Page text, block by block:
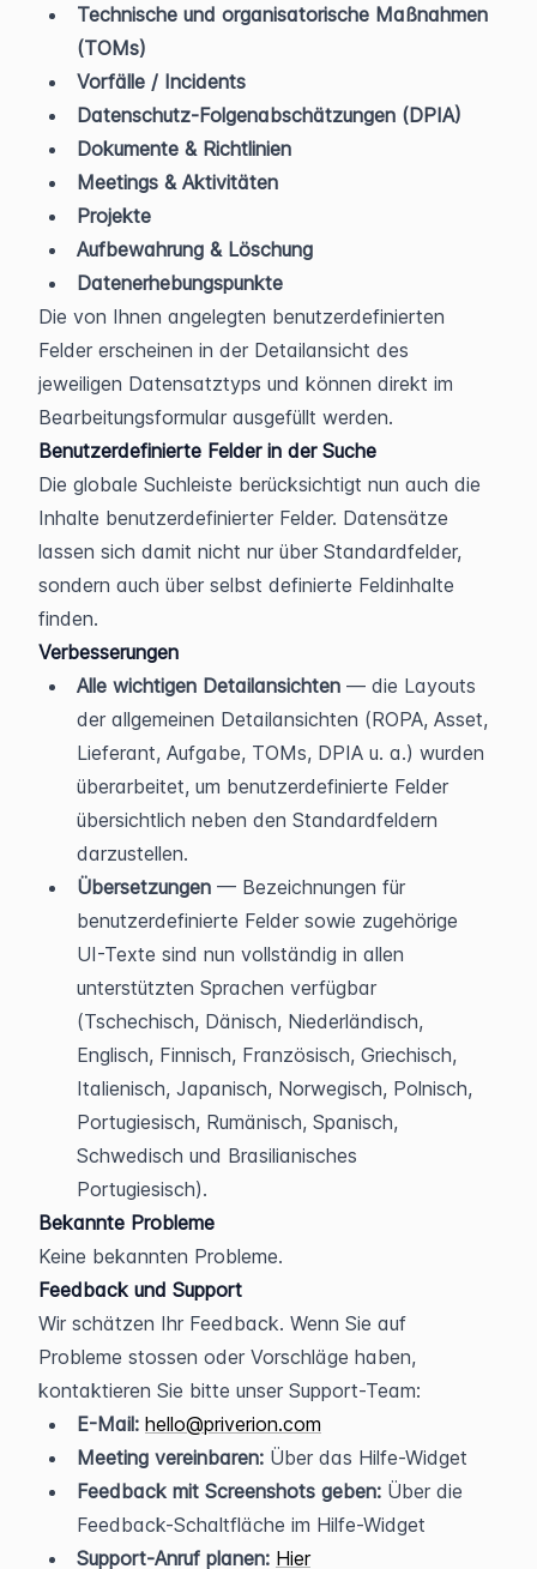
Technische und organisatorische Maßnahmen
(TOMs)
Vorfälle / Incidents
Datenschutz-Folgenabschätzungen (DPIA)
Dokumente & Richtlinien
Meetings & Aktivitäten
Projekte
Aufbewahrung & Löschung
Datenerhebungspunkte
Die von Ihnen angelegten benutzerdefinierten
Felder erscheinen in der Detailansicht des
jeweiligen Datensatztyps und können direkt im
Bearbeitungsformular ausgefüllt werden.
Benutzerdefinierte Felder in der Suche
Die globale Suchleiste berücksichtigt nun auch die
Inhalte benutzerdefinierter Felder. Datensätze
lassen sich damit nicht nur über Standardfelder,
sondern auch über selbst definierte Feldinhalte
finden.
Verbesserungen
Alle wichtigen Detailansichten — die Layouts
der allgemeinen Detailansichten (ROPA, Asset,
Lieferant, Aufgabe, TOMs, DPIA u. a.) wurden
überarbeitet, um benutzerdefinierte Felder
übersichtlich neben den Standardfeldern
darzustellen.
Übersetzungen — Bezeichnungen für
benutzerdefinierte Felder sowie zugehörige
UI-Texte sind nun vollständig in allen
unterstützten Sprachen verfügbar
(Tschechisch, Dänisch, Niederländisch,
Englisch, Finnisch, Französisch, Griechisch,
Italienisch, Japanisch, Norwegisch, Polnisch,
Portugiesisch, Rumänisch, Spanisch,
Schwedisch und Brasilianisches
Portugiesisch).
Bekannte Probleme
Keine bekannten Probleme.
Feedback und Support
Wir schätzen Ihr Feedback. Wenn Sie auf
Probleme stossen oder Vorschläge haben,
kontaktieren Sie bitte unser Support-Team:
E-Mail: hello@priverion.com
Meeting vereinbaren: Über das Hilfe-Widget
Feedback mit Screenshots geben: Über die
Feedback-Schaltfläche im Hilfe-Widget
Support-Anruf planen: Hier